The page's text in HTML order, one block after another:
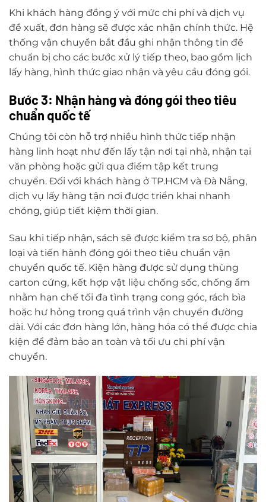
Khi khách hàng đồng ý với mức chi phí và dịch vụ
đề xuất, đơn hàng sẽ được xác nhận chính thức. Hệ
thống vận chuyển bắt đầu ghi nhận thông tin để
chuẩn bị cho các bước xử lý tiếp theo, bao gồm lịch
lấy hàng, hình thức giao nhận và yêu cầu đóng gói.
Bước 3: Nhận hàng và đóng gói theo tiêu
chuẩn quốc tế
Chúng tôi còn hỗ trợ nhiều hình thức tiếp nhận
hàng linh hoạt như đến lấy tận nơi tại nhà, nhận tại
văn phòng hoặc gửi qua điểm tập kết trung
chuyển. Đối với khách hàng ở TP.HCM và Đà Nẵng,
dịch vụ lấy hàng tận nơi được triển khai nhanh
chóng, giúp tiết kiệm thời gian.
Sau khi tiếp nhận, sách sẽ được kiểm tra sơ bộ, phân
loại và tiến hành đóng gói theo tiêu chuẩn vận
chuyển quốc tế. Kiện hàng được sử dụng thùng
carton cứng, kết hợp vật liệu chống sốc, chống ẩm
nhằm hạn chế tối đa tình trạng cong góc, rách bìa
hoặc hư hỏng trong quá trình vận chuyển đường
dài. Với các đơn hàng lớn, hàng hóa có thể được chia
kiện để đảm bảo an toàn và tối ưu chi phí vận
chuyển.